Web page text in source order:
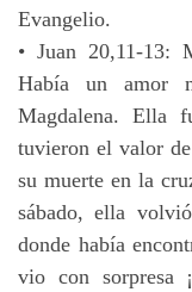
Evangelio.
• Juan 20,11-13:
Había un amor
Magdalena. Ella
tuvieron el valor de
su muerte en la
sábado, ella
donde había
vio con sorpresa